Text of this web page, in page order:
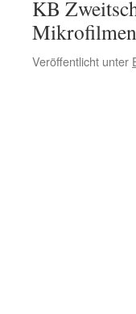
KB
Veröffentlicht unter